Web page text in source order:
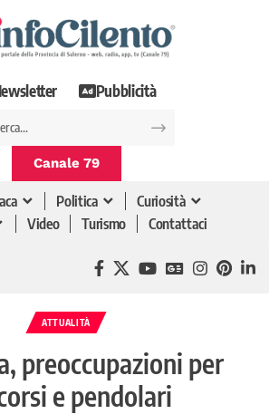
Pubblicità
Canale 79
Politica
Curiosità
Video Turismo Contattaci
ATTUALITÀ
preoccupazioni per
e pendolari